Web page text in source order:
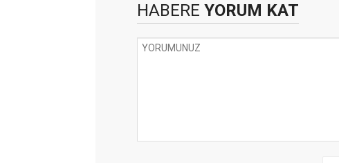
HABERE YORUM KAT